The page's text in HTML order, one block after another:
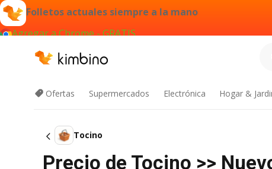
Folletos actuales siempre a la mano
Agregar a Chrome - GRATIS
Ofertas Supermercados Electrónica Hogar &
Tocino
Precio de Tocino >>